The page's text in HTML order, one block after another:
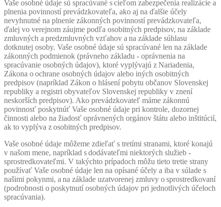
Vaše osobné údaje sú spracúvané s cieľom zabezpečenia realizácie a
plnenia povinností prevádzkovateľa, ako aj na ďalšie účely
nevyhnutné na plnenie zákonných povinností prevádzkovateľa,
ďalej vo verejnom záujme podľa osobitných predpisov, na základe
zmluvných a predzmluvných vzťahov a na základe súhlasu
dotknutej osoby. Vaše osobné údaje sú spracúvané len na základe
zákonných podmienok (právneho základu - oprávnenia na
spracúvanie osobných údajov), ktoré vyplývajú z Nariadenia,
Zákona o ochrane osobných údajov alebo iných osobitných
predpisov (napríklad Zákon o hlásení pobytu občanov Slovenskej
republiky a registri obyvateľov Slovenskej republiky v znení
neskorších predpisov). Ako prevádzkovateľ máme zákonnú
povinnosť poskytnúť Vaše osobné údaje pri kontrole, dozornej
činnosti alebo na žiadosť oprávnených orgánov štátu alebo inštitúcií,
ak to vyplýva z osobitných predpisov.
Vaše osobné údaje môžeme zdieľať s tretími stranami, ktoré konajú
v našom mene, napríklad s dodávateľmi niektorých služieb -
sprostredkovateľmi. V takýchto prípadoch môžu tieto tretie strany
používať Vaše osobné údaje len na opísané účely a iba v súlade s
našimi pokynmi, a na základe uzatvorenej zmluvy o sprostredkovaní
(podrobnosti o poskytnutí osobných údajov pri jednotlivých účeloch
spracúvania).